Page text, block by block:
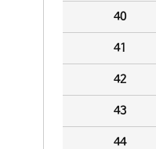
40
41
42
43
44